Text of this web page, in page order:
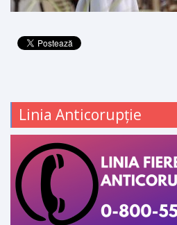
Linia Anticorupție